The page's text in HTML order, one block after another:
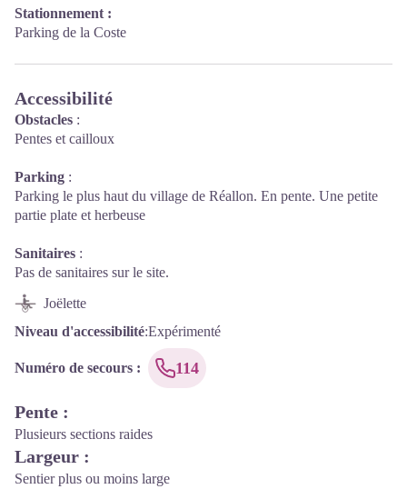
Stationnement :
Parking de la Coste
Accessibilité
Obstacles :
Pentes et cailloux
Parking :
Parking le plus haut du village de Réallon. En pente. Une petite
partie plate et herbeuse
Sanitaires :
Pas de sanitaires sur le site.
Joëlette
Niveau d'accessibilité:Expérimenté
Numéro de secours : 114
Pente :
Plusieurs sections raides
Largeur :
Sentier plus ou moins large